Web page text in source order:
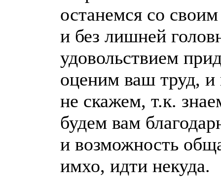
останемся со
и без лишней
удовольствием
оценим ваш труд, и
не скажем, т.к.
будем вам
и возможность
имхо, идти некуда.